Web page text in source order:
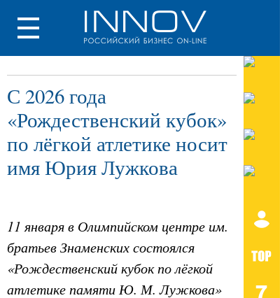
С 2026 года
«Рождественский кубок»
по лёгкой атлетике носит
имя Юрия Лужкова
11 января в Олимпийском центре им.
братьев Знаменских состоялся
«Рождественский кубок по лёгкой
атлетике памяти Ю. М. Лужкова»